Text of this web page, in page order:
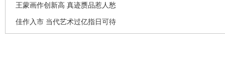
王蒙画作创新高 真迹赝品惹人愁
佳作入市 当代艺术过亿指日可待